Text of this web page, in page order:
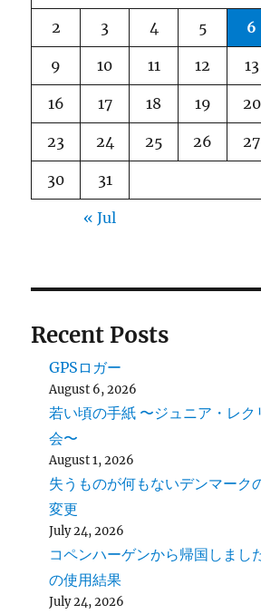
2 3 4 5 6
9 10 11 12 13
16 17 18 19 20
23 24 25 26 27
30 31
« Jul
Recent Posts
GPSロガー
August 6, 2026
若い頃の手紙 〜ジュニア・レク
会〜
August 1, 2026
失うものが何もないデンマーク
変更
July 24, 2026
コペンハーゲンから帰国しま
の使用結果
July 24, 2026